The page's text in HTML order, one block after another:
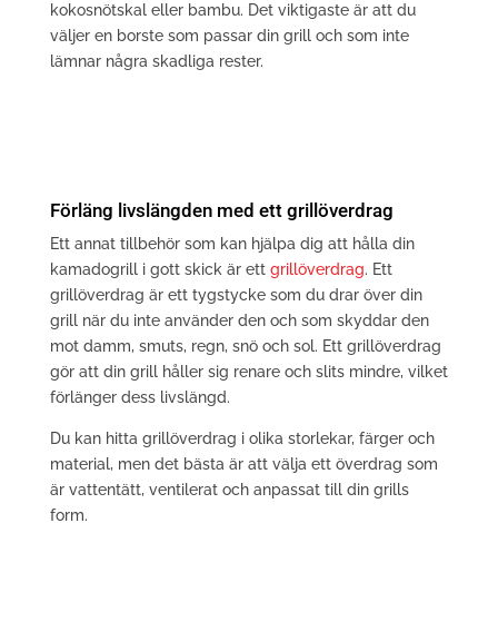
kokosnötskal eller bambu. Det viktigaste är att du
väljer en borste som passar din grill och som inte
lämnar några skadliga rester.
Förläng livslängden med ett grillöverdrag
Ett annat tillbehör som kan hjälpa dig att hålla din
kamadogrill i gott skick är ett grillöverdrag. Ett
grillöverdrag är ett tygstycke som du drar över din
grill när du inte använder den och som skyddar den
mot damm, smuts, regn, snö och sol. Ett grillöverdrag
gör att din grill håller sig renare och slits mindre, vilket
förlänger dess livslängd.
Du kan hitta grillöverdrag i olika storlekar, färger och
material, men det bästa är att välja ett överdrag som
är vattentätt, ventilerat och anpassat till din grills
form.